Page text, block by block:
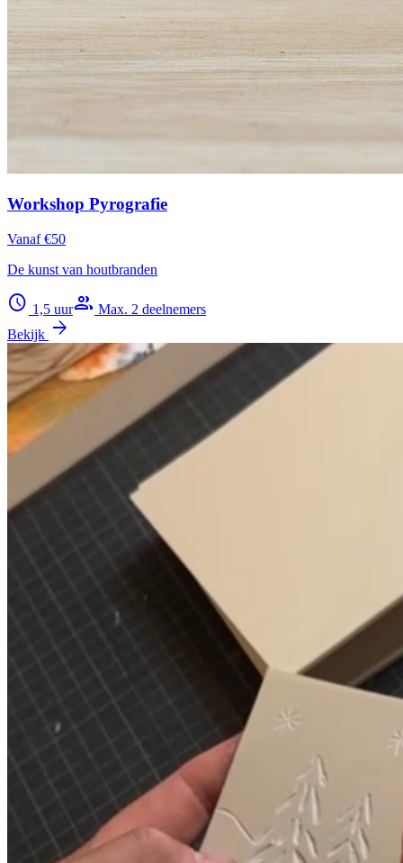
Workshop Pyrografie
Vanaf €50
De kunst van houtbranden
schedule 1,5 uurgroup Max. 2 deelnemers
Bekijk arrow_forward